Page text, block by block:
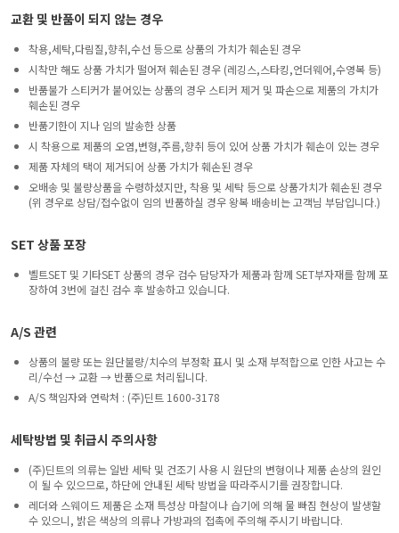
교환 및 반품이 되지 않는 경우
착용,세탁,다림질,향취,수선 등으로 상품의 가치가 훼손된 경우
시착만 해도 상품 가치가 떨어져 훼손된 경우 (레깅스,스타킹,언더웨어,수영복 등)
반품불가 스티커가 붙어있는 상품의 경우 스티커 제거 및 파손으로 제품의 가치가
훼손된 경우
반품기한이 지나 임의 발송한 상품
시 착용으로 제품의 오염,변형,주름,향취 등이 있어 상품 가치가 훼손이 있는 경우
제품 자체의 택이 제거되어 상품 가치가 훼손된 경우
오배송 및 불량상품을 수령하셨지만, 착용 및 세탁 등으로 상품가치가 훼손된 경우
(위 경우로 상담/접수없이 임의 반품하실 경우 왕복 배송비는 고객님 부담입니다.)
SET 상품 포장
벨트SET 및 기타SET 상품의 경우 검수 담당자가 제품과 함께 SET부자재를 함께 포
장하여 3번에 걸친 검수 후 발송하고 있습니다.
A/S 관련
상품의 불량 또는 원단불량/치수의 부정확 표시 및 소재 부적합으로 인한 사고는 수
리/수선 → 교환 → 반품으로 처리됩니다.
A/S 책임자와 연락처 : (주)딘트 1600-3178
세탁방법 및 취급시 주의사항
(주)딘트의 의류는 일반 세탁 및 건조기 사용 시 원단의 변형이나 제품 손상의 원인
이 될 수 있으므로, 하단에 안내된 세탁 방법을 따라주시기를 권장합니다.
레더와 스웨이드 제품은 소재 특성상 마찰이나 습기에 의해 물 빠짐 현상이 발생할
수 있으니, 밝은 색상의 의류나 가방과의 접촉에 주의해 주시기 바랍니다.